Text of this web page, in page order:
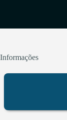
Informações